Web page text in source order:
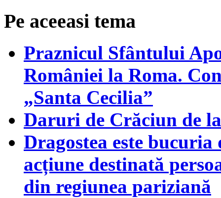
Pe aceeasi tema
Praznicul Sfântului
României la Roma.
„Santa Cecilia”
Daruri de Crăciun de
Dragostea este
acțiune destinată
din regiunea pariziană